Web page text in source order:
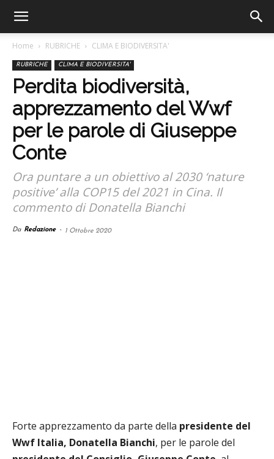
Home RUBRICHE CLIMA E BIODIVERSITA'
RUBRICHE CLIMA E BIODIVERSITA'
Perdita biodiversità,
apprezzamento del Wwf
per le parole di Giuseppe
Conte
Ora puntare a un obiettivo al 2030 ‘nature
positive’ alla COP15 del 2021 in Cina. Il
commento di Donatella Bianchi
Da Redazione - 1 Ottobre 2020
Forte apprezzamento da parte della presidente del
Wwf Italia, Donatella Bianchi, per le parole del